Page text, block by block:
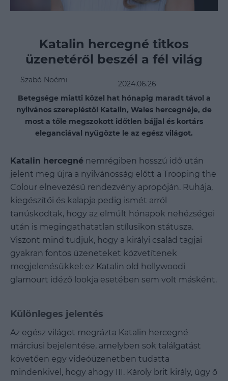
Katalin hercegné titkos
üzenetéről beszél a fél világ
Szabó Noémi
2024.06.26
Betegsége miatti közel hat hónapig maradt távol a
nyilvános szerepléstől Katalin, Wales hercegnéje, de
most a tőle megszokott időtlen bájjal és kortárs
eleganciával nyűgözte le az egész világot.
Katalin hercegné nemrégiben hosszú idő után
jelent meg újra a nyilvánosság előtt a Trooping the
Colour elnevezésű rendezvény apropóján. Ruhája,
kiegészítői és kalapja pedig ismét arról
tanúskodtak, hogy az elmúlt hónapok nehézségei
után is megingathatatlan stílusikon státusza.
Viszont mind tudjuk, hogy a királyi család tagjai
gyakran fontos üzeneteket közvetítenek
megjelenésükkel: ez Katalin old hollywoodi
glamourt idéző lookja esetében sem volt másként.
Különleges jelentés
Az egész világot megrázta Katalin hercegné
márciusi bejelentése, amelyben sok találgatást
követően egy videóüzenetben tudatta
mindenkivel, hogy ahogy III. Károly brit király, úgy ő